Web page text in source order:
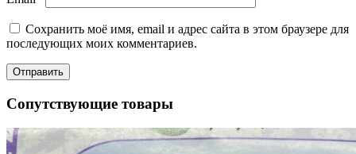
Сохранить моё имя, email и адрес сайта в этом браузере для
последующих моих комментариев.
Сопутствующие товары